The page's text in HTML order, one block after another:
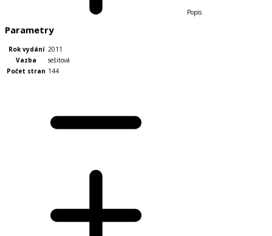
Popis
Parametry
Rok vydání 2011
Vazba
sešitová
Počet stran 144